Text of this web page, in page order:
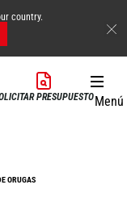
country.
PRESUPUESTOMenú
ORUGAS